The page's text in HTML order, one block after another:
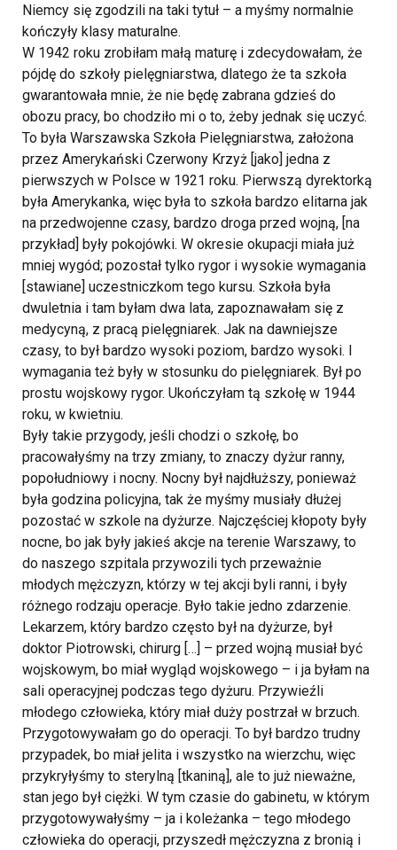
Niemcy się zgodzili na taki tytuł – a myśmy normalnie
kończyły klasy maturalne.
W 1942 roku zrobiłam małą maturę i zdecydowałam, że
pójdę do szkoły pielęgniarstwa, dlatego że ta szkoła
gwarantowała mnie, że nie będę zabrana gdzieś do
obozu pracy, bo chodziło mi o to, żeby jednak się uczyć.
To była Warszawska Szkoła Pielęgniarstwa, założona
przez Amerykański Czerwony Krzyż [jako] jedna z
pierwszych w Polsce w 1921 roku. Pierwszą dyrektorką
była Amerykanka, więc była to szkoła bardzo elitarna jak
na przedwojenne czasy, bardzo droga przed wojną, [na
przykład] były pokojówki. W okresie okupacji miała już
mniej wygód; pozostał tylko rygor i wysokie wymagania
[stawiane] uczestniczkom tego kursu. Szkoła była
dwuletnia i tam byłam dwa lata, zapoznawałam się z
medycyną, z pracą pielęgniarek. Jak na dawniejsze
czasy, to był bardzo wysoki poziom, bardzo wysoki. I
wymagania też były w stosunku do pielęgniarek. Był po
prostu wojskowy rygor. Ukończyłam tą szkołę w 1944
roku, w kwietniu.
Były takie przygody, jeśli chodzi o szkołę, bo
pracowałyśmy na trzy zmiany, to znaczy dyżur ranny,
popołudniowy i nocny. Nocny był najdłuższy, ponieważ
była godzina policyjna, tak że myśmy musiały dłużej
pozostać w szkole na dyżurze. Najczęściej kłopoty były
nocne, bo jak były jakieś akcje na terenie Warszawy, to
do naszego szpitala przywozili tych przeważnie
młodych mężczyzn, którzy w tej akcji byli ranni, i były
różnego rodzaju operacje. Było takie jedno zdarzenie.
Lekarzem, który bardzo często był na dyżurze, był
doktor Piotrowski, chirurg […] – przed wojną musiał być
wojskowym, bo miał wygląd wojskowego – i ja byłam na
sali operacyjnej podczas tego dyżuru. Przywieźli
młodego człowieka, który miał duży postrzał w brzuch.
Przygotowywałam go do operacji. To był bardzo trudny
przypadek, bo miał jelita i wszystko na wierzchu, więc
przykryłyśmy to sterylną [tkaniną], ale to już nieważne,
stan jego był ciężki. W tym czasie do gabinetu, w którym
przygotowywałyśmy – ja i koleżanka – tego młodego
człowieka do operacji, przyszedł mężczyzna z bronią i